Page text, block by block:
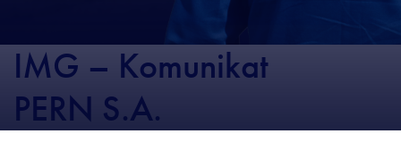
IMG – Komunikat
PERN S.A.